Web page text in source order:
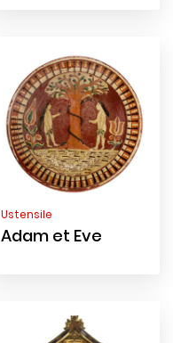
Ustensile
Adam et Eve